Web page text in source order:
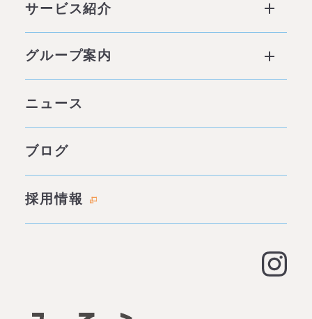
他社との違い
サービス紹介
社会背景
みそらの独自性
料金表
グループ案内
代表あいさつ
ニュース
ブログ
採用情報